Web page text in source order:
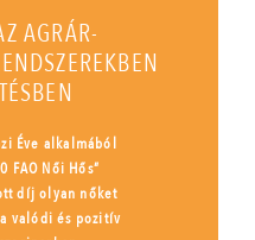
AGRÁR-
Éve alkalmából
Női Hős”
díj olyan nőket
valódi és pozitív